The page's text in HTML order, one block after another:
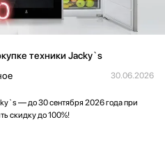
техники Jacky`s
30.06.2026
— до 30 сентября 2026 года при
скидку до 100%!